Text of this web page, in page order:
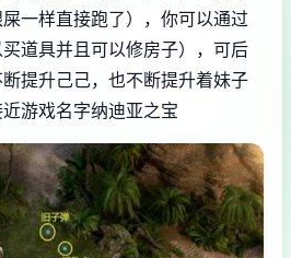
一样直接跑了），你可以通过
道具并且可以修房子），可后
提升己己，也不断提升着妹子
游戏名字纳迪亚之宝